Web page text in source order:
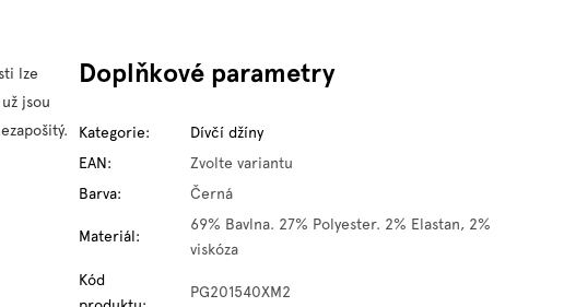
lze
jsou
Doplňkové parametry
Kategorie:
Dívčí džíny
EAN:
Zvolte variantu
Barva: Černá
Materiál:
69% Bavlna. 27% Polyester. 2% Elastan, 2%
viskóza
Kód
PG201540XM2